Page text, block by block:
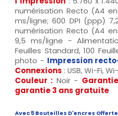
numérisation Recto (A4
ms/ligne; 600 DPI (ppp)
numérisation Recto (A4
9,5 ms/ligne -
Feuilles Standard, 100
photo - Impression
Connexions : USB, Wi-Fi,
Couleur : Noir -
garantie 3 ans gratuite
Avec 5 Bouteilles D'encres